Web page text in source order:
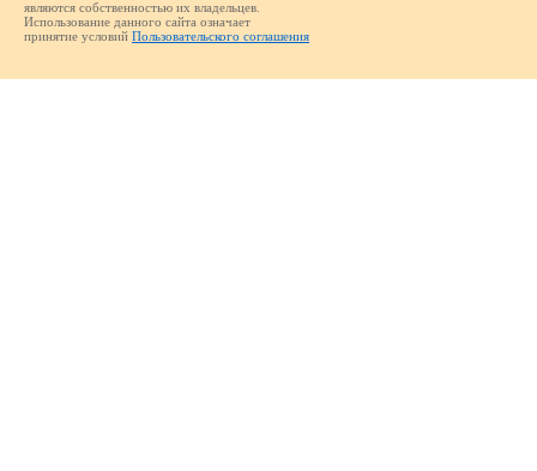
являются собственностью их владельцев.
Использование данного сайта означает
принятие условий Пользовательского соглашения